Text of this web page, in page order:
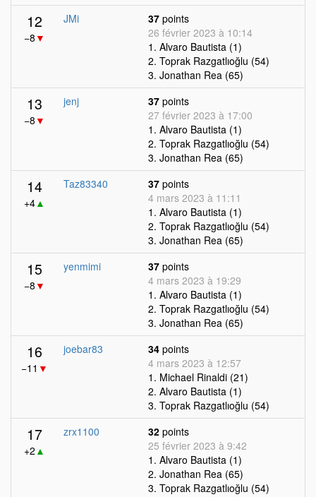
12
−8 ▼
JMi 37 points
26 février 2023 à 10:14
1. Alvaro Bautista (1)
2. Toprak Razgatlıoğlu (54)
3. Jonathan Rea (65)
13
−8 ▼
jenj 37 points
27 février 2023 à 17:00
1. Alvaro Bautista (1)
2. Toprak Razgatlıoğlu (54)
3. Jonathan Rea (65)
14
+4▲
Taz83340 37 points
4 mars 2023 à 11:11
1. Alvaro Bautista (1)
2. Toprak Razgatlıoğlu (54)
3. Jonathan Rea (65)
15
−8 ▼
yenmimi 37 points
4 mars 2023 à 19:29
1. Alvaro Bautista (1)
2. Toprak Razgatlıoğlu (54)
3. Jonathan Rea (65)
16
−11 ▼
joebar83 34 points
4 mars 2023 à 12:57
1. Michael Rinaldi (21)
2. Alvaro Bautista (1)
3. Toprak Razgatlıoğlu (54)
17
+2 ▲
zrx1100 32 points
25 février 2023 à 9:42
1. Alvaro Bautista (1)
2. Jonathan Rea (65)
3. Toprak Razgatlıoğlu (54)